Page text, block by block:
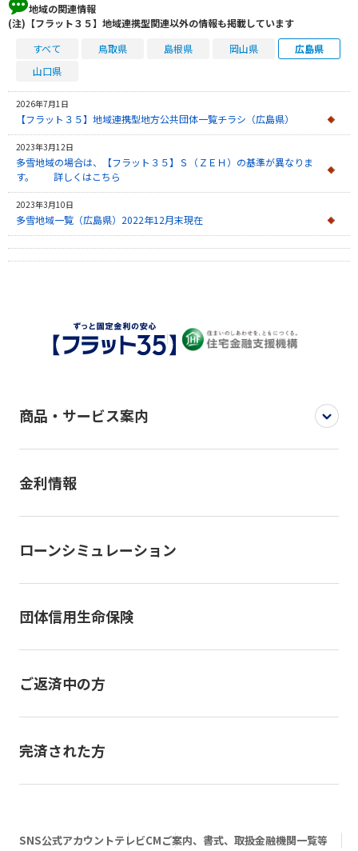
地域の関連情報
(注)【フラット３５】地域連携型関連以外の情報も掲載しています
すべて
鳥取県 島根県 岡山県
広島県
山口県
2026年7月1日
【フラット３５】地域連携型地方公共団体一覧チラシ（広島県）
2023年3月12日
多雪地域の場合は、【フラット３５】Ｓ（ＺＥＨ）の基準が異なりま
す。 詳しくはこちら
2023年3月10日
多雪地域一覧（広島県）2022年12月末現在
商品・サービス案内
金利情報
ローンシミュレーション
団体信用生命保険
ご返済中の方
完済された方
SNS公式アカウントテレビCMご案内、書式、取扱金融機関一覧等